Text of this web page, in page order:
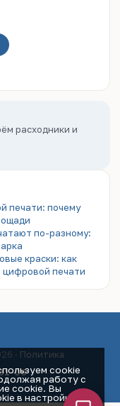
расходники и
печати: почему
по-разному:
краски: как
цифровой печати
· Политика
09
cookie
работу с
cookie. Вы
в настройках